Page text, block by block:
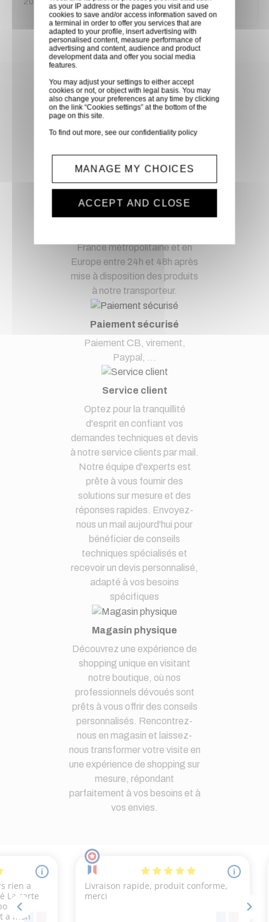
200650113
Achetez en toute confiance
Notre équipe est à votre service depuis 20 ans.
Livraison via GLS
Retirer vos produits
directement en magasin ou
faites vous livrer chez vous ou
dans les points relais de notre
France métropolitaine et en
Europe entre 24h et 48h après
mise à disposition des produits
à notre transporteur.
Paiement sécurisé
Paiement CB, virement,
Paypal, ...
Service client
Optez pour la tranquillité
d'esprit en confiant vos
demandes techniques et devis
à notre service clients par mail.
Notre équipe d'experts est
prête à vous fournir des
solutions sur mesure et des
réponses rapides. Envoyez-
nous un mail aujourd'hui pour
bénéficier de conseils
techniques spécialisés et
recevoir un devis personnalisé,
adapté à vos besoins
spécifiques
Magasin physique
Découvrez une expérience de
shopping unique en visitant
notre boutique, où nos
professionnels dévoués sont
prêts à vous offrir des conseils
personnalisés. Rencontrez-
nous en magasin et laissez-
nous transformer votre visite en
une expérience de shopping sur
mesure, répondant
parfaitement à vos besoins et à
vos envies.
as your IP address or the pages you visit and use
cookies to save and/or access information saved on
a terminal in order to offer you services that are
adapted to your profile, insert advertising with
personalised content, measure performance of
advertising and content, audience and product
development data and offer you social media
features.
You may adjust your settings to either accept
cookies or not, or object with legal basis. You may
also change your preferences at any time by clicking
on the link “Cookies settings” at the bottom of the
page on this site.
To find out more, see ourconfidentiality policy
MANAGE MY CHOICES
ACCEPT AND CLOSE